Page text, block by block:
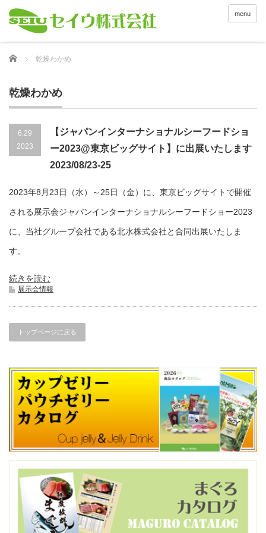
menu
Home 乾燥わかめ
乾燥わかめ
6.29
2023
【ジャパンインターナショナルシーフードショ
ー2023@東京ビッグサイト】に出展いたします
2023/08/23-25
2023年8月23日（水）～25日（金）に、東京ビッグサイトで開催
される展示会ジャパンインターナショナルシーフードショー2023
に、当社グループ会社である北水株式会社と合同出展いたしま
す。
続きを読む
展示会情報
トップページに戻る